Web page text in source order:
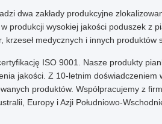
dwa zakłady produkcyjne
produkcji wysokiej jakości poduszek z
krzeseł medycznych i innych produktów
ISO 9001. Nasze produkty
jakości. Z 10-letnim
produktów. Współpracujemy z
Europy i Azji Południowo-